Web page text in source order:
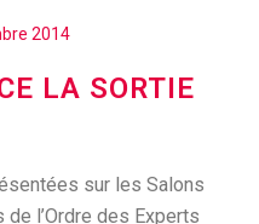
2014
LA SORTIE
sur les Salons
de l’Ordre des Experts